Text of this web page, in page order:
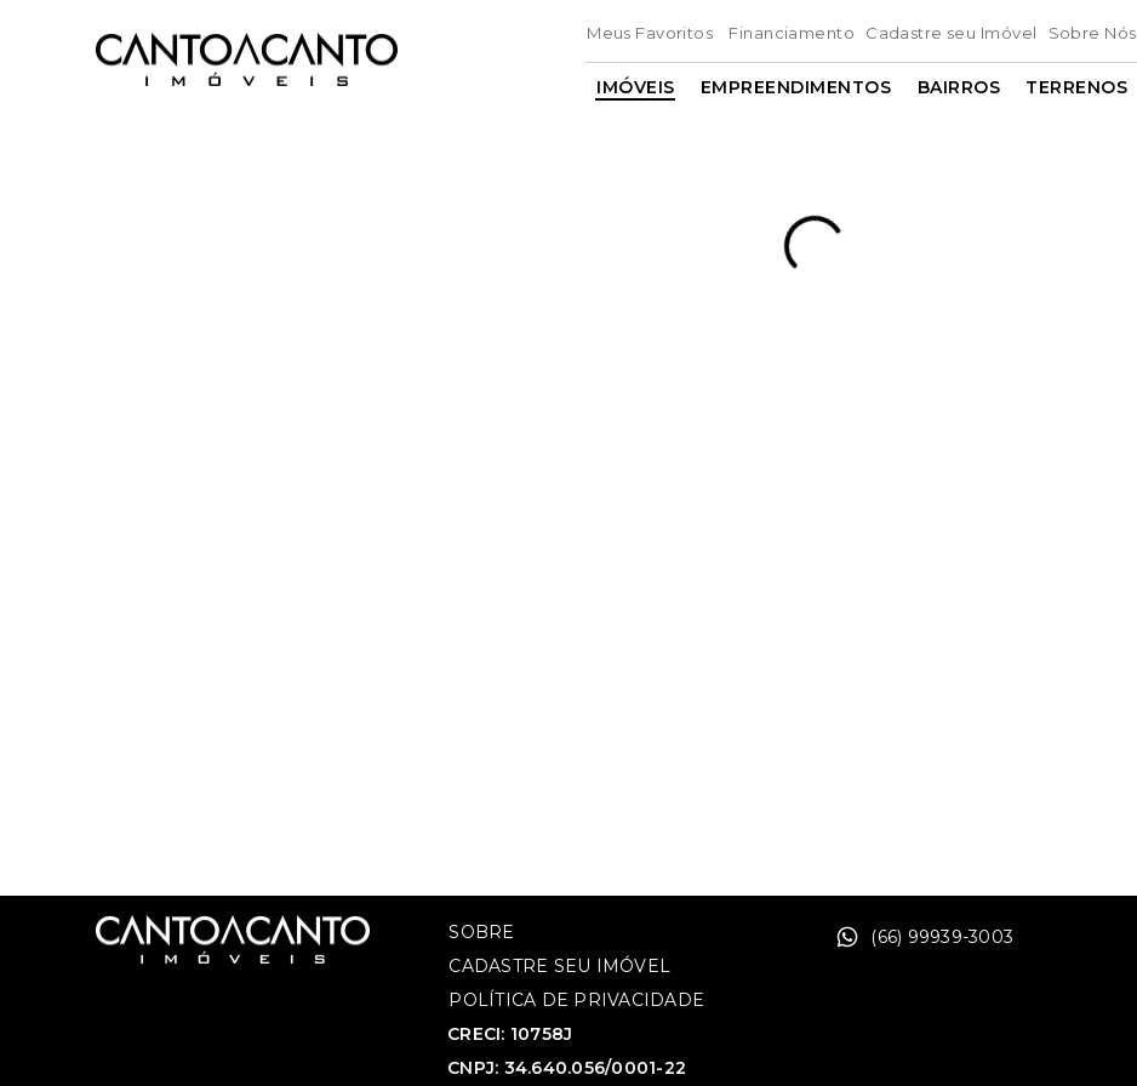
Meus Favoritos Financiamento Cadastre seu Imóvel Sobre Nós
IMÓVEIS EMPREENDIMENTOS BAIRROS TERRENOS
SOBRE
CADASTRE SEU IMÓVEL
POLÍTICA DE PRIVACIDADE
CRECI: 10758J
CNPJ: 34.640.056/0001-22
(66) 99939-3003